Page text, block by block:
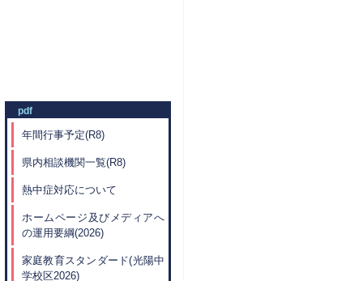
pdf
年間行事予定(R8)
県内相談機関一覧(R8)
熱中症対応について
ホームページ及びメディアへ
の運用要綱(2026)
家庭教育スタンダード(光陽中
学校区2026)